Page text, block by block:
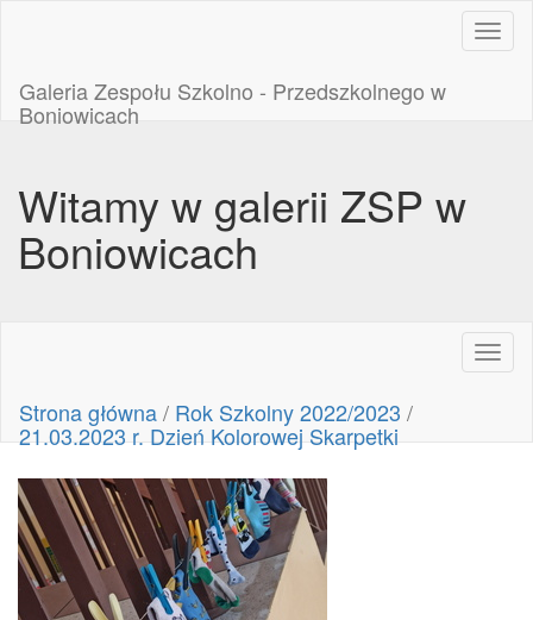
Galeria Zespołu Szkolno - Przedszkolnego w
Boniowicach
Witamy w galerii ZSP w
Boniowicach
Strona główna/ Rok Szkolny 2022/2023 /
21.03.2023 r. Dzień Kolorowej Skarpetki